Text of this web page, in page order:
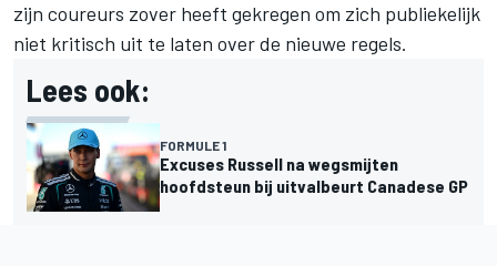
zijn coureurs zover heeft gekregen om zich publiekelijk
niet kritisch uit te laten over de nieuwe regels.
Lees ook:
FORMULE 1
Excuses Russell na wegsmijten
hoofdsteun bij uitvalbeurt Canadese GP